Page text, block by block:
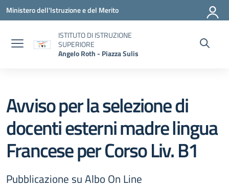
Vai ai contenuti
Vai al menu di navigazione
Vai al footer
Ministero dell'Istruzione e del Merito
ISTITUTO DI ISTRUZIONE
SUPERIORE
Angelo Roth - Piazza Sulis
Avviso per la selezione di
docenti esterni madre lingua
Francese per Corso Liv. B1
Pubblicazione su Albo On Line